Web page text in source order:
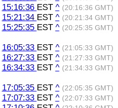
15:16:36 EST ^ (20:16:36 GMT)
15:21:34 EST ^ (20:21:34 GMT)
15:25:35 EST ^ (20:25:35 GMT)
16:05:33 EST ^ (21:05:33 GMT)
16:27:33 EST ^ (21:27:33 GMT)
16:34:33 EST ^ (21:34:33 GMT)
17:05:35 EST ^ (22:05:35 GMT)
17:07:33 EST ^ (22:07:33 GMT)